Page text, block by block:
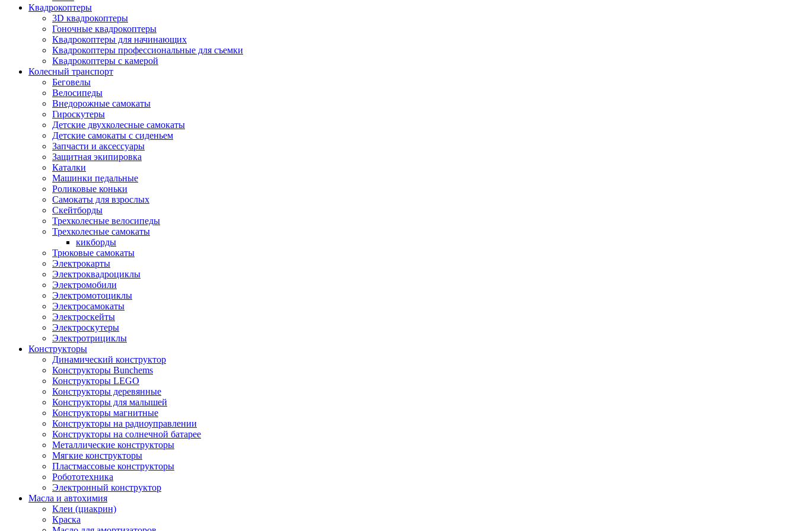
Квадрокоптеры
3D квадрокоптеры
Гоночные квадрокоптеры
Квадрокоптеры для начинающих
Квадрокоптеры профессиональные для съемки
Квадрокоптеры с камерой
Колесный транспорт
Беговелы
Велосипеды
Внедорожные самокаты
Гироскутеры
Детские двухколесные самокаты
Детские самокаты с сиденьем
Запчасти и аксессуары
Защитная экипировка
Каталки
Машинки педальные
Роликовые коньки
Самокаты для взрослых
Скейтборды
Трехколесные велосипеды
Трехколесные самокаты
кикборды
Трюковые самокаты
Электрокарты
Электроквадроциклы
Электромобили
Электромотоциклы
Электросамокаты
Электроскейты
Электроскутеры
Электротрициклы
Конструкторы
Динамический конструктор
Конструкторы Bunchems
Конструкторы LEGO
Конструкторы деревянные
Конструкторы для малышей
Конструкторы магнитные
Конструкторы на радиоуправлении
Конструкторы на солнечной батарее
Металлические конструкторы
Мягкие конструкторы
Пластмассовые конструкторы
Робототехника
Электронный конструктор
Масла и автохимия
Клеи (циакрин)
Краска